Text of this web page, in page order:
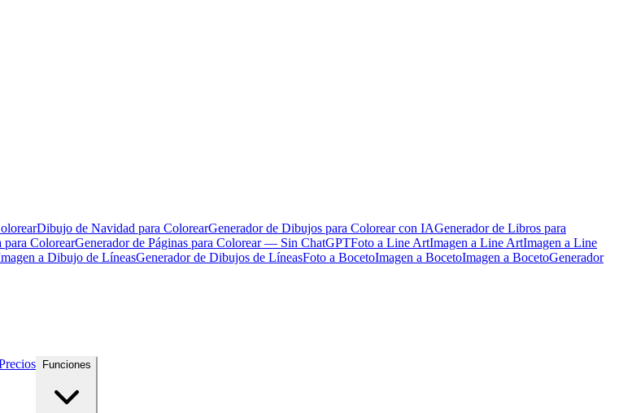
Dibujo de Navidad para ColorearGenerador de Dibujos para Colorear con IAGenerador de Libros para
para ColorearGenerador de Páginas para Colorear — Sin ChatGPTFoto a Line ArtImagen a Line ArtImagen a Line
a Dibujo de LíneasGenerador de Dibujos de LíneasFoto a BocetoImagen a BocetoImagen a BocetoGenerador
Funciones